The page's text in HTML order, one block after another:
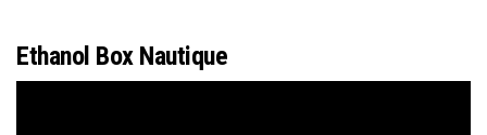
Ethanol Box Nautique